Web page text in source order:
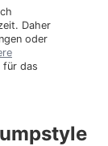
Daher
oder
für das